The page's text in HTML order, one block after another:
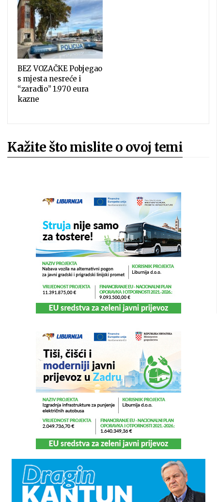
BEZ VOZAČKE Pobjegao
s mjesta nesreće i
“zaradio” 1.970 eura
kazne
Kažite što mislite o ovoj temi